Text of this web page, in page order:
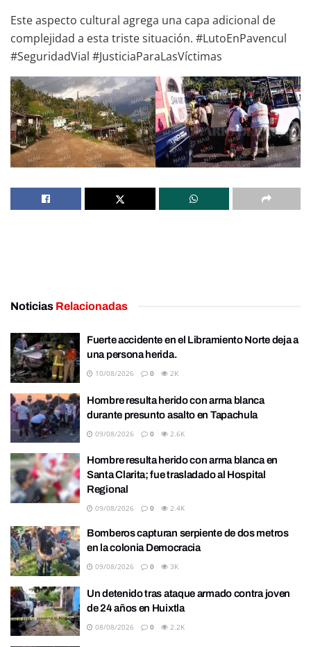
Este aspecto cultural agrega una capa adicional de
complejidad a esta triste situación. #LutoEnPavencul
#SeguridadVial #JusticiaParaLasVíctimas
Noticias Relacionadas
Fuerte accidente en el Libramiento Norte deja a
una persona herida.
10/08/2026 0 2K
Hombre resulta herido con arma blanca
durante presunto asalto en Tapachula
09/08/2026 0 2.6K
Hombre resulta herido con arma blanca en
Santa Clarita; fue trasladado al Hospital
Regional
09/08/2026 0 2.4K
Bomberos capturan serpiente de dos metros
en la colonia Democracia
09/08/2026 0 3K
Un detenido tras ataque armado contra joven
de 24 años en Huixtla
08/08/2026 0 2.2K